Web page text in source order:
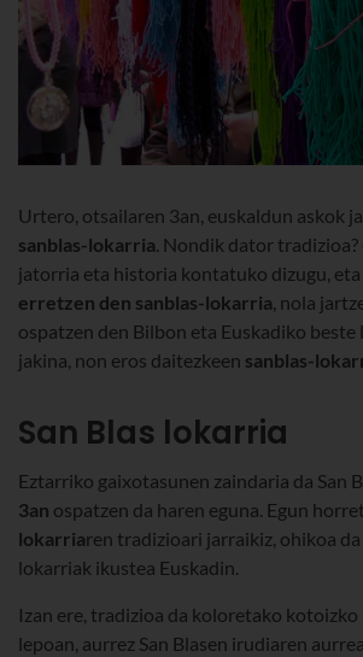
Urtero, otsailaren 3an, euskaldun askok
sanblas-lokarria. Nondik dator
jatorria eta historia kontatuko dizugu, eta
erretzen den sanblas-lokarria, nola
ospatzen den Bilbon eta Euskadiko beste
jakina, non eros daitezkeen sanblas-
San Blas lokarria
Eztarriko gaixotasunen zaindaria da San
3an ospatzen da haren eguna. Egun
lokarriaren tradizioari jarraikiz, ohikoa
lokarriak ikustea Euskadin.
Izan ere, tradizioa da koloretako
lepoan, aurrez San Blasen irudiaren